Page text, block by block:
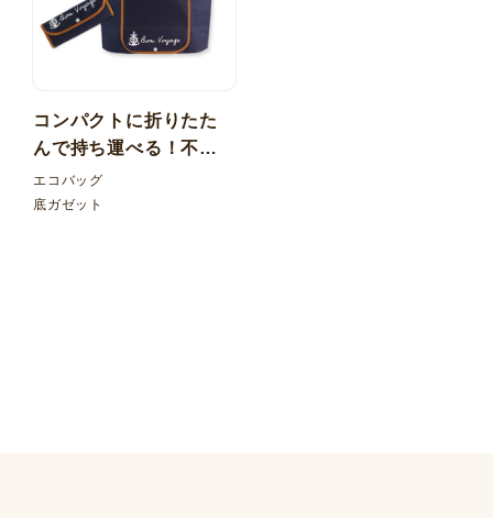
コンパクトに折りたた
んで持ち運べる！不織
布折りたたみバッグ フ
ラップ外ポケット
エコバッグ
底ガゼット